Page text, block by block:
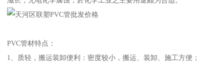
PVC管材特点：
1、质轻，搬运装卸便利：密度较小，搬运、装卸、施工方便；